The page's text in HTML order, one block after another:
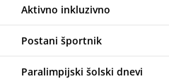
Aktivno inkluzivno
Postani športnik
Paralimpijski šolski dnevi